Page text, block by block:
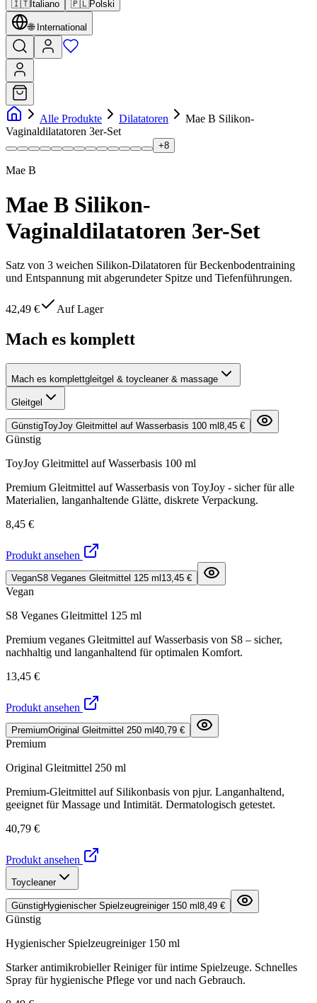
🇮🇹Italiano 🇵🇱Polski
🌐 International
Alle Produkte Dilatatoren
Mae B Silikon-
Vaginaldilatatoren 3er-Set
+8
Mae B
Mae B Silikon-
Vaginaldilatatoren 3er-Set
Satz von 3 weichen Silikon-Dilatatoren für Beckenbodentraining
und Entspannung mit abgerundeter Spitze und Tiefenführungen.
42,49 € Auf Lager
Mach es komplett
Mach es komplettgleitgel & toycleaner & massage
Gleitgel
GünstigToyJoy Gleitmittel auf Wasserbasis 100 ml 8,45 €
Günstig
ToyJoy Gleitmittel auf Wasserbasis 100 ml
Premium Gleitmittel auf Wasserbasis von ToyJoy - sicher für alle
Materialien, langanhaltende Glätte, diskrete Verpackung.
8,45 €
Produkt ansehen
VeganS8 Veganes Gleitmittel 125 ml 13,45 €
Vegan
S8 Veganes Gleitmittel 125 ml
Premium veganes Gleitmittel auf Wasserbasis von S8 – sicher,
nachhaltig und langanhaltend für optimalen Komfort.
13,45 €
Produkt ansehen
PremiumOriginal Gleitmittel 250 ml 40,79 €
Premium
Original Gleitmittel 250 ml
Premium-Gleitmittel auf Silikonbasis von pjur. Langanhaltend,
geeignet für Massage und Intimität. Dermatologisch getestet.
40,79 €
Produkt ansehen
Toycleaner
GünstigHygienischer Spielzeugreiniger 150 ml 8,49 €
Günstig
Hygienischer Spielzeugreiniger 150 ml
Starker antimikrobieller Reiniger für intime Spielzeuge. Schnelles
Spray für hygienische Pflege vor und nach Gebrauch.